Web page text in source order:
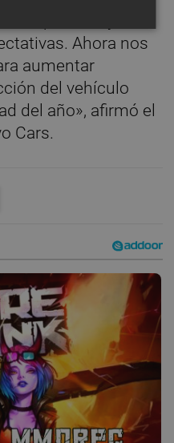
pedidos ya han
Ahora nos
aumentar
del vehículo
del año», afirmó el
Cars.